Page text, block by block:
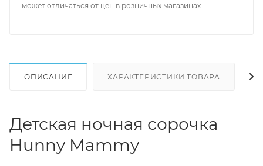
может отличаться от цен в розничных магазинах
ОПИСАНИЕ ХАРАКТЕРИСТИКИ ТОВАРА
Детская ночная сорочка
Hunny Mammy